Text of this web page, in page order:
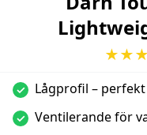
✓ Lågprofil –
✓ Ventilerande för